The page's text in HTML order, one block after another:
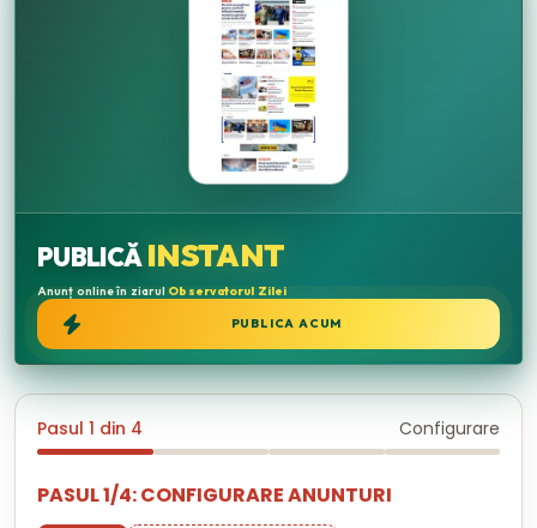
PUBLICĂINSTANT
Anunț online în ziarul Observatorul Zilei
PUBLICA ACUM
Pasul 1 din 4 Configurare
PASUL 1/4: CONFIGURARE ANUNTURI